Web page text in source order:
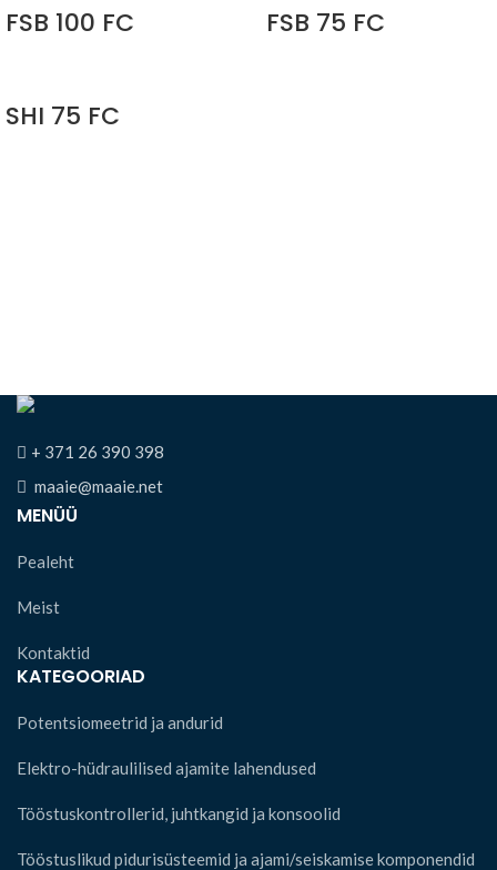
FSB 100 FC FSB 75 FC
SHI 75 FC
+ 371 26 390 398
maaie@maaie.net
MENÜÜ
Pealeht
Meist
Kontaktid
KATEGOORIAD
Potentsiomeetrid ja andurid
Elektro-hüdraulilised ajamite lahendused
Tööstuskontrollerid, juhtkangid ja konsoolid
Tööstuslikud pidurisüsteemid ja ajami/seiskamise komponendid